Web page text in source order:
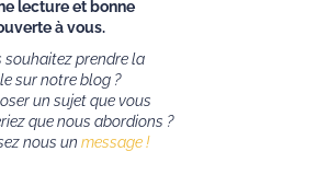
lecture et bonne
à vous.
souhaitez prendre la
sur notre blog ?
un sujet que vous
que nous abordions ?
nous un message !